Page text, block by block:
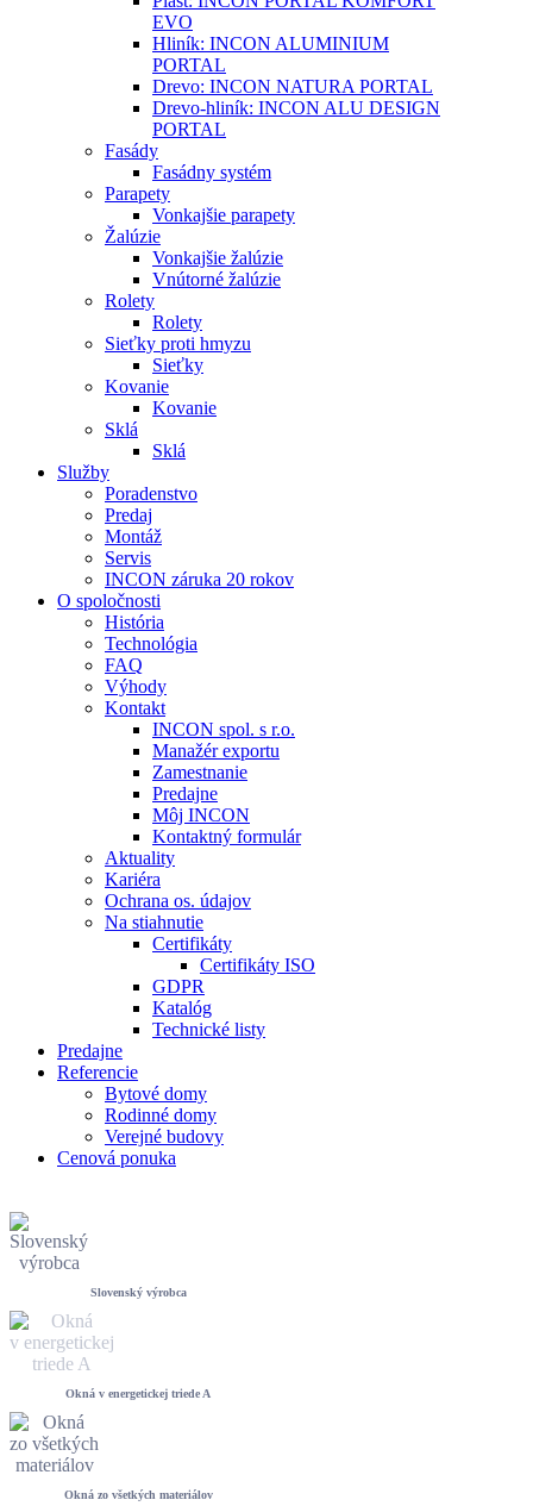
EVO
Hliník: INCON ALUMINIUM
PORTAL
Drevo: INCON NATURA PORTAL
Drevo-hliník: INCON ALU DESIGN
PORTAL
Fasády
Fasádny systém
Parapety
Vonkajšie parapety
Žalúzie
Vonkajšie žalúzie
Vnútorné žalúzie
Rolety
Rolety
Sieťky proti hmyzu
Sieťky
Kovanie
Kovanie
Sklá
Sklá
Služby
Poradenstvo
Predaj
Montáž
Servis
INCON záruka 20 rokov
O spoločnosti
História
Technológia
FAQ
Výhody
Kontakt
INCON spol. s r.o.
Manažér exportu
Zamestnanie
Predajne
Môj INCON
Kontaktný formulár
Aktuality
Kariéra
Ochrana os. údajov
Na stiahnutie
Certifikáty
Certifikáty ISO
GDPR
Katalóg
Technické listy
Predajne
Referencie
Bytové domy
Rodinné domy
Verejné budovy
Cenová ponuka
Slovenský výrobca
Okná v energetickej triede A
Okná zo všetkých materiálov